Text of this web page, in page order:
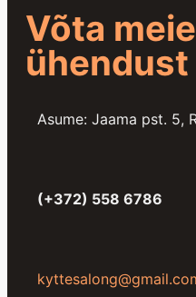
Võta
ühendust
Asume: Jaama pst. 5,
(+372) 558 6786